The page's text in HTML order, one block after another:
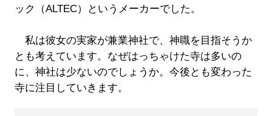
ック（ALTEC）というメーカーでした。
私は彼女の実家が兼業神社で、神職を目指そうか
とも考えています。なぜはっちゃけた寺は多いの
に、神社は少ないのでしょうか。今後とも変わった
寺に注目していきます。